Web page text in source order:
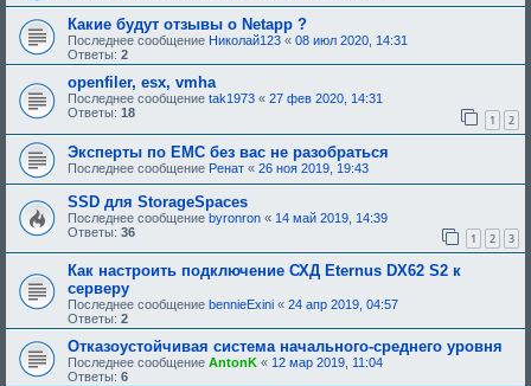
е
я
:
Какие будут отзывы о Netapp ?
Последнее сообщение Николай123 « 08 июл 2020, 14:31
Ответы: 2
openfiler, esx, vmha
Последнее сообщение tak1973 « 27 фев 2020, 14:31
Ответы: 18 1 2
Эксперты по ЕМС без вас не разобраться
Последнее сообщение Ренат « 26 ноя 2019, 19:43
SSD для StorageSpaces
Последнее сообщение byronron « 14 май 2019, 14:39
Ответы: 36 1 2 3
Как настроить подключение СХД Eternus DX62 S2 к
серверу
Последнее сообщение bennieExini « 24 апр 2019, 04:57
Ответы: 2
Отказоустойчивая система начального-среднего уровня
Последнее сообщение AntonK « 12 мар 2019, 11:04
Ответы: 6